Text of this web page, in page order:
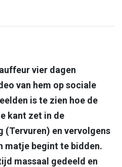
Mail
via link
vier dagen
van hem op sociale
is te zien hoe de
kant zet in de
(Tervuren) en vervolgens
matje begint te bidden.
massaal gedeeld en